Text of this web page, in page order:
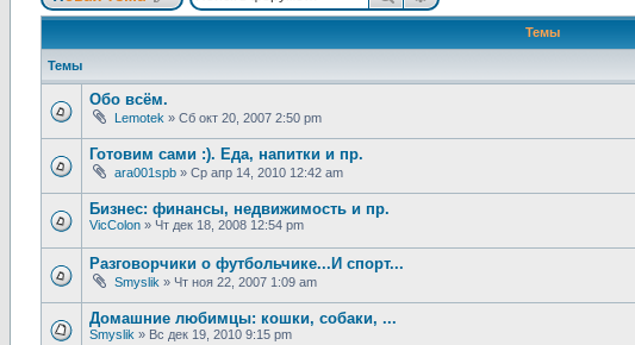
Темы
Темы
Обо всём.
Lemotek » Сб окт 20, 2007 2:50 pm
Готовим сами :). Еда, напитки и пр.
ara001spb » Ср апр 14, 2010 12:42 am
Бизнес: финансы, недвижимость и пр.
VicColon » Чт дек 18, 2008 12:54 pm
Разговорчики о футбольчике...И спорт...
Smyslik » Чт ноя 22, 2007 1:09 am
Домашние любимцы: кошки, собаки, ...
Smyslik » Вс дек 19, 2010 9:15 pm